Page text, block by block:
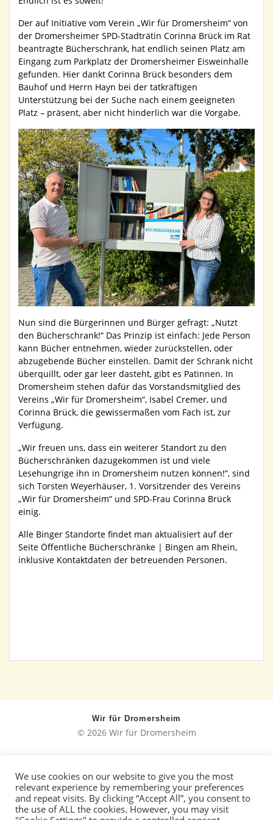
Der auf Initiative vom Verein „Wir für Dromersheim“ von
der Dromersheimer SPD-Stadträtin Corinna Brück im Rat
beantragte Bücherschrank, hat endlich seinen Platz am
Eingang zum Parkplatz der Dromersheimer Eisweinhalle
gefunden. Hier dankt Corinna Brück besonders dem
Bauhof und Herrn Hayn bei der tatkräftigen
Unterstützung bei der Suche nach einem geeigneten
Platz – präsent, aber nicht hinderlich war die Vorgabe.
Nun sind die Bürgerinnen und Bürger gefragt: „Nutzt
den Bücherschrank!“ Das Prinzip ist einfach: Jede Person
kann Bücher entnehmen, wieder zurückstellen, oder
abzugebende Bücher einstellen. Damit der Schrank nicht
überquillt, oder gar leer dasteht, gibt es Patinnen. In
Dromersheim stehen dafür das Vorstandsmitglied des
Vereins „Wir für Dromersheim“, Isabel Cremer, und
Corinna Brück, die gewissermaßen vom Fach ist, zur
Verfügung.
„Wir freuen uns, dass ein weiterer Standort zu den
Bücherschränken dazugekommen ist und viele
Lesehungrige ihn in Dromersheim nutzen können!“, sind
sich Torsten Weyerhäuser, 1. Vorsitzender des Vereins
„Wir für Dromersheim“ und SPD-Frau Corinna Brück
einig.
Alle Binger Standorte findet man aktualisiert auf der
Seite Öffentliche Bücherschränke | Bingen am Rhein,
inklusive Kontaktdaten der betreuenden Personen.
Wir für Dromersheim
© 2026 Wir für Dromersheim
Datenschutz
Impressum
We use cookies on our website to give you the most
relevant experience by remembering your preferences
and repeat visits. By clicking “Accept All”, you consent to
the use of ALL the cookies. However, you may visit